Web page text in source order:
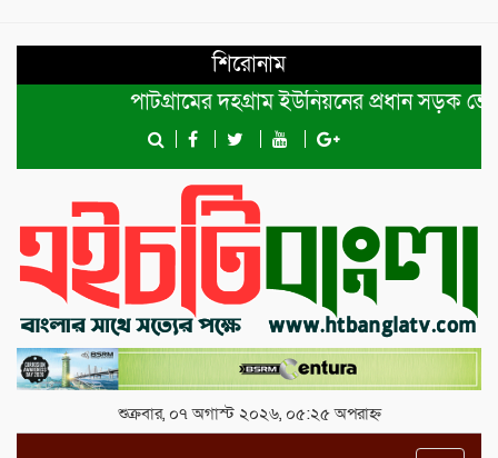
শিরোনাম
পাটগ্রামের দহগ্রাম ইউনিয়নের প্রধান সড়ক ভেঙ্গে
শুক্রবার, ০৭ অগাস্ট ২০২৬, ০৫:২৫ অপরাহ্ন